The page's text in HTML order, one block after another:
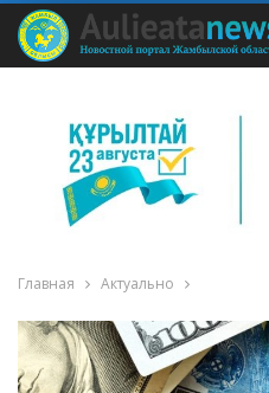
Главная Актуально